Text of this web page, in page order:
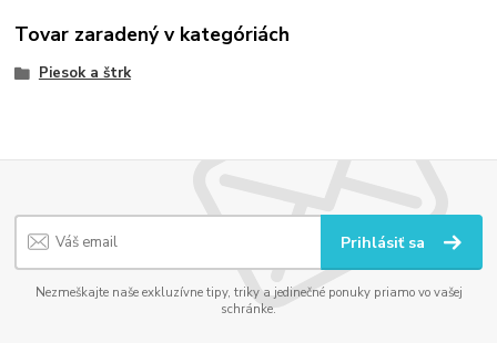
Tovar zaradený v kategóriách
Piesok a štrk
Prihlásiť sa
Nezmeškajte naše exkluzívne tipy, triky a jedinečné ponuky priamo vo vašej
schránke.